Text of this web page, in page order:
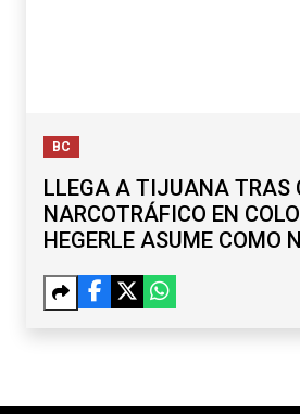
BC
LLEGA A TIJUANA TRAS
NARCOTRÁFICO EN
HEGERLE ASUME COMO